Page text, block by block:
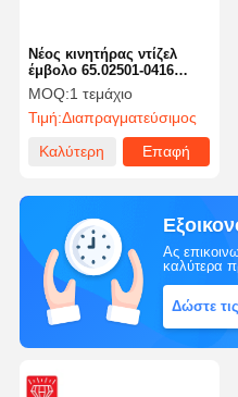
Νέος κινητήρας ντίζελ
έμβολο 65.02501-0416
65025010416 Για κινητήρα
Doosan DB58
MOQ:1 τεμάχιο
Τιμή:Διαπραγματεύσιμος
Καλύτερη
Επαφή
Ας
καλύτερα
Δώστε